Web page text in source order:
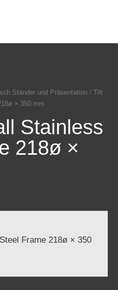
Ständer und Präsentation / Tilt
× 350 mm
Stainless
218ø ×
Frame 218ø × 350